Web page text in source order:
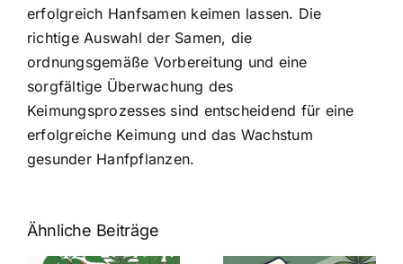
erfolgreich Hanfsamen keimen lassen. Die
richtige Auswahl der Samen, die
ordnungsgemäße Vorbereitung und eine
sorgfältige Überwachung des
Keimungsprozesses sind entscheidend für eine
erfolgreiche Keimung und das Wachstum
gesunder Hanfpflanzen.
Ähnliche Beiträge
Neue THC-